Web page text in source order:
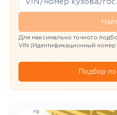
Для максимально точного
VIN (Идентификационный номер
Подбор